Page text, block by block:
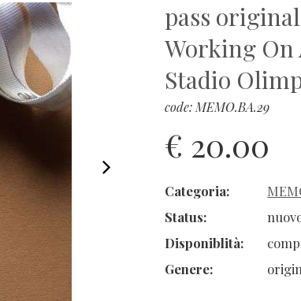
pass
Working On
Stadio
code: MEMO.BA.29
€ 20.00
Categoria:
Status:
Disponiblità:
Genere: